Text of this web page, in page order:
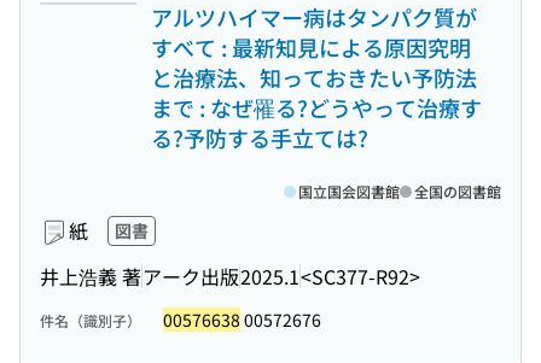
アルツハイマー病はタンパク質が
すべて : 最新知見による原因究明
と治療法、知っておきたい予防法
まで : なぜ罹る?どうやって治療す
る?予防する手立ては?
紙 図書
井上浩義 著アーク出版2025.1<SC377-R92>
国立国会図書館 全国の図書館
件名（識別子） 00576638 00572676